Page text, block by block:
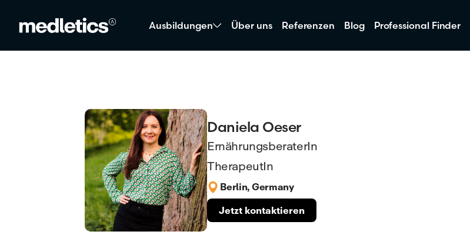
Ausbildungen Über uns Referenzen Blog Professional Finder
Daniela Oeser
ErnährungsberaterIn
TherapeutIn
Berlin, Germany
Jetzt kontaktieren